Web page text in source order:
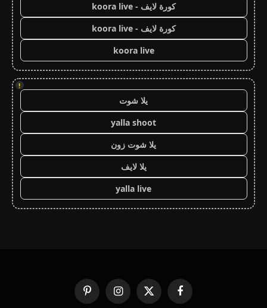
كورة لايف - koora live
كورة لايف - koora live
koora live
!
يلا شوت
yalla shoot
يلا شوت زون
يلا لايف
yalla live
فيسبوك
X
الانستغرامبينتيريست